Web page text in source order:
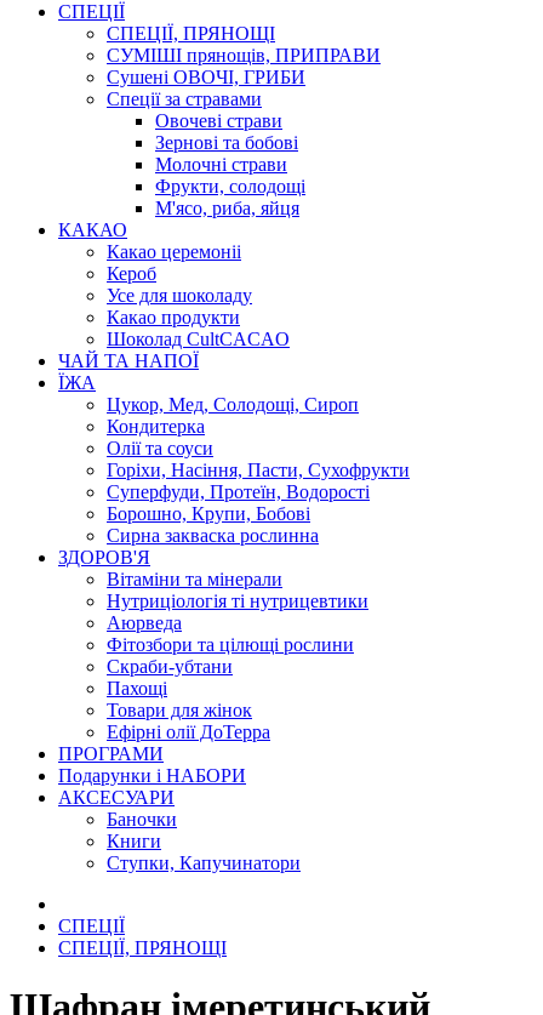
СПЕЦІЇ
СПЕЦІЇ, ПРЯНОЩІ
СУМІШІ прянощів, ПРИПРАВИ
Сушені ОВОЧІ, ГРИБИ
Спеції за стравами
Овочеві страви
Зернові та бобові
Молочні страви
Фрукти, солодощі
М'ясо, риба, яйця
КАКАО
Какао церемоніі
Кероб
Усе для шоколаду
Какао продукти
Шоколад CultCACAO
ЧАЙ ТА НАПОЇ
ЇЖА
Цукор, Мед, Солодощі, Сироп
Кондитерка
Олії та соуси
Горіхи, Насіння, Пасти, Сухофрукти
Суперфуди, Протеїн, Водорості
Борошно, Крупи, Бобові
Сирна закваска рослинна
ЗДОРОВ'Я
Вітаміни та мінерали
Нутриціологія ті нутрицевтики
Аюрведа
Фітозбори та цілющі рослини
Скраби-убтани
Пахощі
Товари для жінок
Ефірні олії ДоТерра
ПРОГРАМИ
Подарунки і НАБОРИ
АКСЕСУАРИ
Баночки
Книги
Ступки, Капучинатори
СПЕЦІЇ
СПЕЦІЇ, ПРЯНОЩІ